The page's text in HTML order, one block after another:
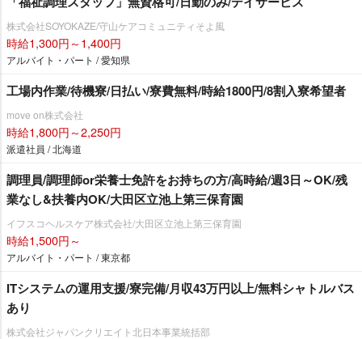
株式会社SOYOKAZE/守山ケアコミュニティそよ風
時給1,300円～1,400円
アルバイト・パート / 愛知県
工場内作業/待機寮/日払い/寮費無料/時給1800円/8割入寮希望者
move on株式会社
時給1,800円～2,250円
派遣社員 / 北海道
調理員/調理師or栄養士免許をお持ちの方/高時給/週3日～OK/残
業なし&扶養内OK/大田区立池上第三保育園
イフスコヘルスケア株式会社/大田区立池上第三保育園
時給1,500円～
アルバイト・パート / 東京都
ITシステムの運用支援/寮完備/月収43万円以上/無料シャトルバス
あり
株式会社ジャパンクリエイト北日本事業統括部